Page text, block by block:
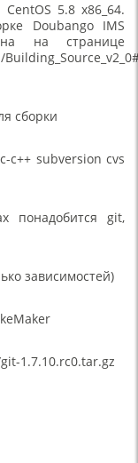
5.8 x86_64.
Doubango IMS
на странице
сборки
c++ subversion cvs
понадобится git,
зависимостей)
1.7.10.rc0.tar.gz